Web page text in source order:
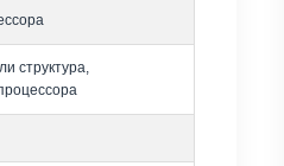
структура,